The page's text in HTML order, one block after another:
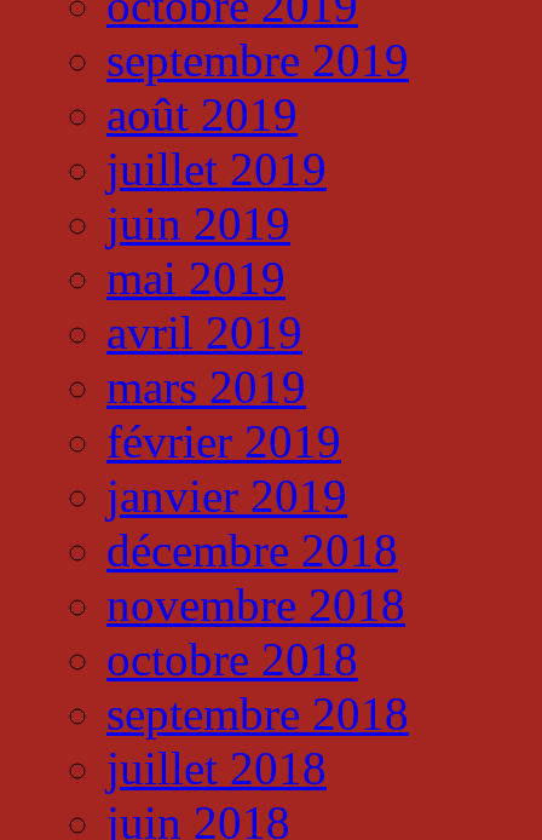
septembre 2019
août 2019
juillet 2019
juin 2019
mai 2019
avril 2019
mars 2019
février 2019
janvier 2019
décembre 2018
novembre 2018
octobre 2018
septembre 2018
juillet 2018
juin 2018